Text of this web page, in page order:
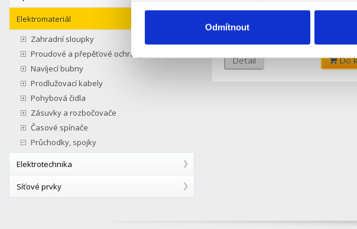
Odmítnout
Elektromateriál
Zahradní sloupky
Proudové a přepěťové ochrany
Navíjecí bubny
Prodlužovací kabely
Pohybová čidla
Zásuvky a rozbočovače
Časové spínače
Průchodky, spojky
Elektrotechnika
Síťové prvky
Detail Do